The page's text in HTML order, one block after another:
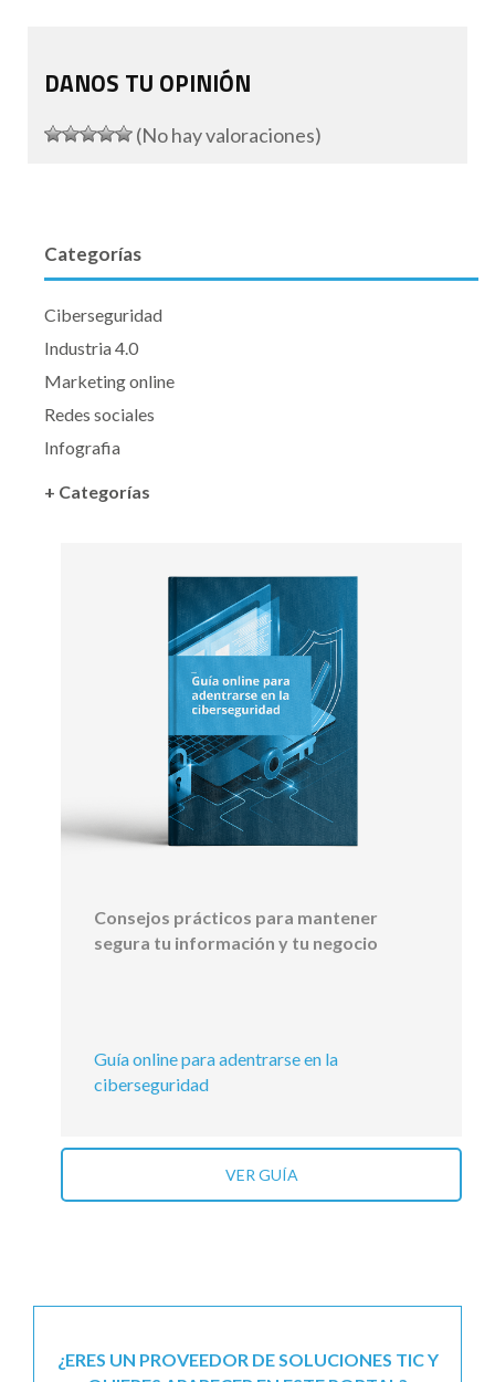
DANOS TU OPINIÓN
(No hay valoraciones)
Categorías
Ciberseguridad
Industria 4.0
Marketing online
Redes sociales
Infografia
+ Categorías
Consejos prácticos para mantener
segura tu información y tu negocio
Guía online para adentrarse en la
ciberseguridad
VER GUÍA
¿ERES UN PROVEEDOR DE SOLUCIONES TIC Y